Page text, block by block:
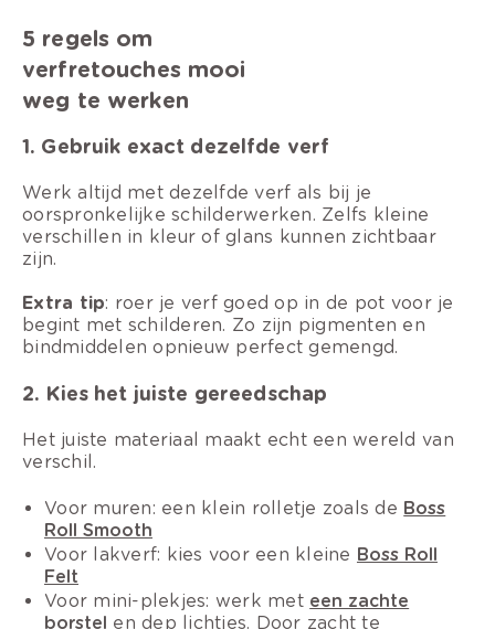
5 regels om
verfretouches mooi
weg te werken
1. Gebruik exact dezelfde verf
Werk altijd met dezelfde verf als bij je
oorspronkelijke schilderwerken. Zelfs kleine
verschillen in kleur of glans kunnen zichtbaar
zijn.
Extra tip: roer je verf goed op in de pot voor je
begint met schilderen. Zo zijn pigmenten en
bindmiddelen opnieuw perfect gemengd.
2. Kies het juiste gereedschap
Het juiste materiaal maakt echt een wereld van
verschil.
Voor muren: een klein rolletje zoals de Boss
Roll Smooth
Voor lakverf: kies voor een kleine Boss Roll
Felt
Voor mini-plekjes: werk met een zachte
borstel en dep lichtjes. Door zacht te